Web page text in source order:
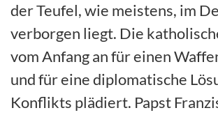
der Teufel, wie meistens, im
verborgen liegt. Die
vom Anfang an für einen
und für eine diplomatische
Konflikts plädiert. Papst